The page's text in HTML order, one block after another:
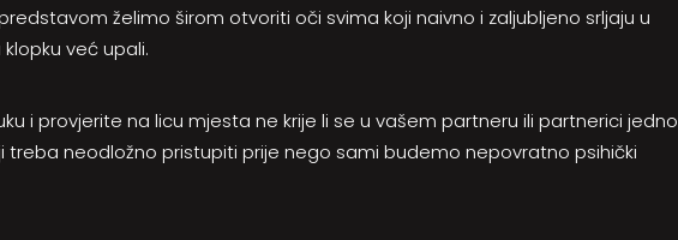
želimo širom otvoriti oči svima koji naivno i zaljubljeno srljaju u
već upali.
i provjerite na licu mjesta ne krije li se u vašem partneru ili partnerici jedno
treba neodložno pristupiti prije nego sami budemo nepovratno psihički